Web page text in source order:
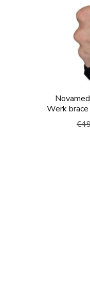
Werk
€